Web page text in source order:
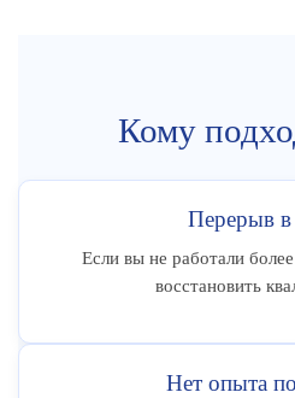
Кому
Перерыв в
Если вы не работали
восстановить
Нет опыта